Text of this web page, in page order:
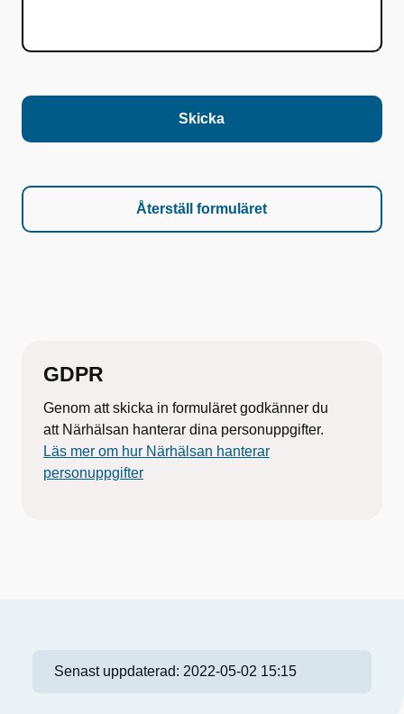
Skicka
GDPR
Genom att skicka in formuläret godkänner du
att Närhälsan hanterar dina personuppgifter.
Läs mer om hur Närhälsan hanterar
personuppgifter
Senast uppdaterad: 2022-05-02 15:15